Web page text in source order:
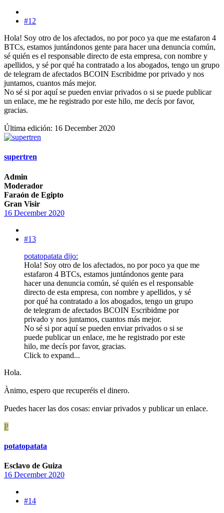
#12
Hola! Soy otro de los afectados, no por poco ya que me estafaron 4
BTCs, estamos juntándonos gente para hacer una denuncia común,
sé quién es el responsable directo de esta empresa, con nombre y
apellidos, y sé por qué ha contratado a los abogados, tengo un grupo
de telegram de afectados BCOIN Escribidme por privado y nos
juntamos, cuantos más mejor.
No sé si por aquí se pueden enviar privados o si se puede publicar
un enlace, me he registrado por este hilo, me decís por favor,
gracias.
Última edición: 16 December 2020
supertren
Admin
Moderador
Faraón de Egipto
Gran Visir
16 December 2020
#13
potatopatata dijo:
Hola! Soy otro de los afectados, no por poco ya que me
estafaron 4 BTCs, estamos juntándonos gente para
hacer una denuncia común, sé quién es el responsable
directo de esta empresa, con nombre y apellidos, y sé
por qué ha contratado a los abogados, tengo un grupo
de telegram de afectados BCOIN Escribidme por
privado y nos juntamos, cuantos más mejor.
No sé si por aquí se pueden enviar privados o si se
puede publicar un enlace, me he registrado por este
hilo, me decís por favor, gracias.
Click to expand...
Hola.
Ànimo, espero que recuperéis el dinero.
Puedes hacer las dos cosas: enviar privados y publicar un enlace.
P
potatopatata
Esclavo de Guiza
16 December 2020
#14